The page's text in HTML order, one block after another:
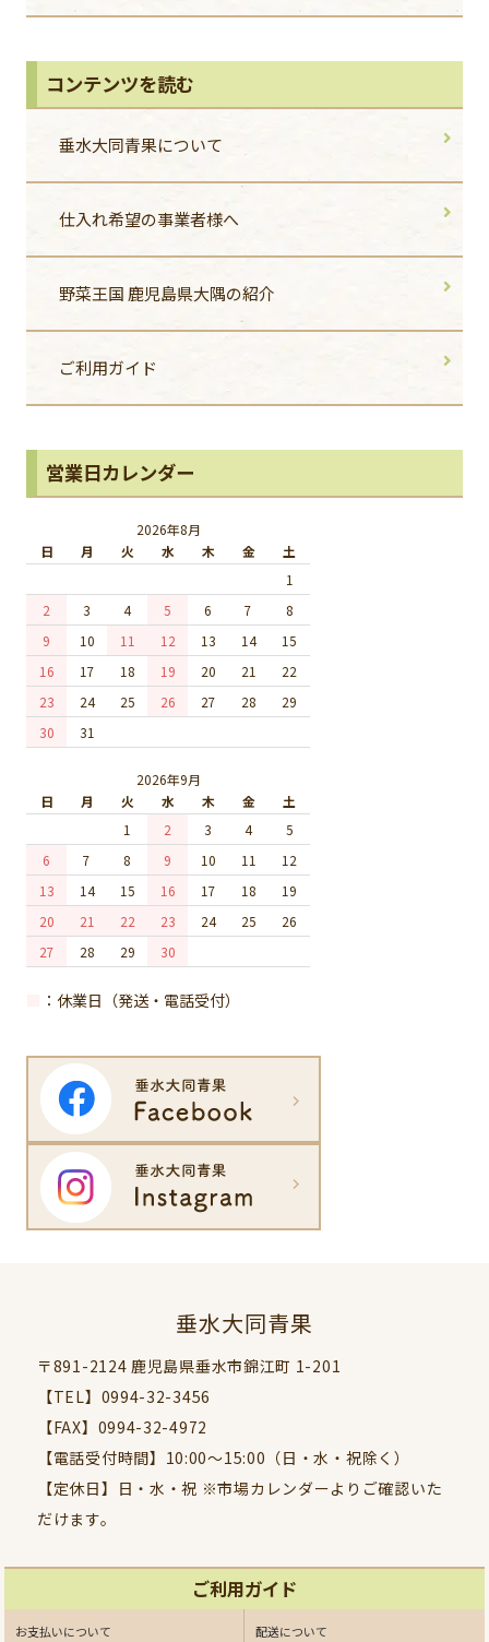
コンテンツを読む
垂水大同青果について
仕入れ希望の事業者様へ
野菜王国 鹿児島県大隅の紹介
ご利用ガイド
営業日カレンダー
2026年8月
日
月 火 水 木 金
土
1
2
3 4 5 6 7
8
9
10 11 12 13 14
15
16
17 18 19 20 21
22
23
24 25 26 27 28
29
30
31
2026年9月
日
月 火 水 木 金
土
1
2 3 4
5
6
7 8 9 10 11
12
13
14 15 16 17 18
19
20
21 22 23 24 25
26
27
28 29 30
：休業日（発送・電話受付）
垂水大同青果
〒891-2124 鹿児島県垂水市錦江町 1-201
【TEL】0994-32-3456
【FAX】0994-32-4972
【電話受付時間】10:00〜15:00（日・水・祝除く）
【定休日】日・水・祝 ※市場カレンダーよりご確認いた
だけます。
ご利用ガイド
お支払いについて 配送について